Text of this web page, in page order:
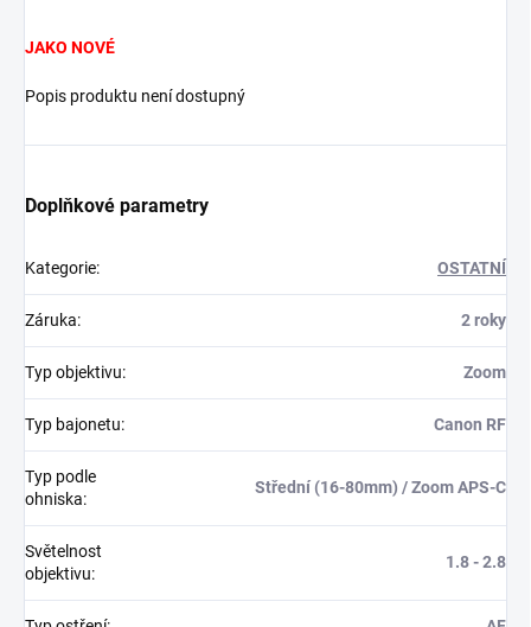
JAKO NOVÉ
Popis produktu není dostupný
Doplňkové parametry
Kategorie: OSTATNÍ
Záruka: 2 roky
Typ objektivu: Zoom
Typ bajonetu: Canon RF
Typ podle
ohniska:
Střední (16-80mm) / Zoom APS-C
Světelnost
objektivu:
1.8 - 2.8